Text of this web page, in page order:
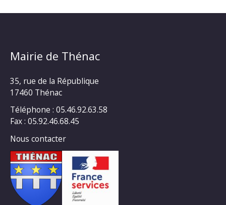
Mairie de Thénac
35, rue de la République
17460 Thénac
Téléphone : 05.46.92.63.58
Fax : 05.92.46.68.45
Nous contacter